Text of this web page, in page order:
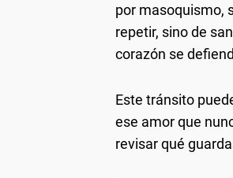
por masoquismo,
repetir, sino de
corazón se
Este tránsito
ese amor que
revisar qué